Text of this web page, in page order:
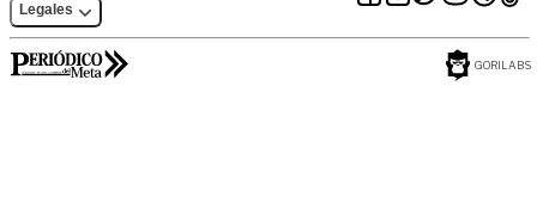
Legales
GORILABS